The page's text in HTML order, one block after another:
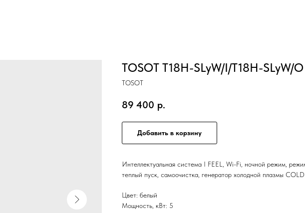
TOSOT T18H-SLyW/I/T18H-SLyW/O
TOSOT
89 400 р.
Добавить в корзину
Интеллектуальная система I FEEL, Wi-Fi, ночной режим,
теплый пуск, самоочистка, генератор холодной плазмы
Цвет: белый
Мощность, кВт: 5